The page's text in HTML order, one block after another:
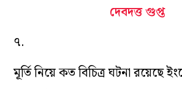
দেবদত্ত গুপ্ত
৭.
মূর্তি নিয়ে কত বিচিত্র ঘটনা রয়েছে